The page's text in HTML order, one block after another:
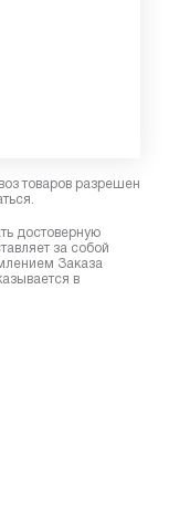
товаров разрешен
достоверную
за собой
Заказа
в